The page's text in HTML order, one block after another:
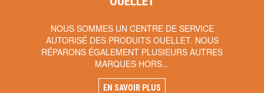
NOUS SOMMES UN CENTRE DE SERVICE
AUTORISÉ DES PRODUITS OUELLET. NOUS
RÉPARONS ÉGALEMENT PLUSIEURS AUTRES
MARQUES HORS...
EN SAVOIR PLUS